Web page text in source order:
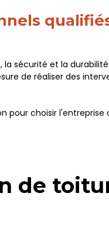
la sécurité et la
de réaliser des
choisir l'entreprise
de